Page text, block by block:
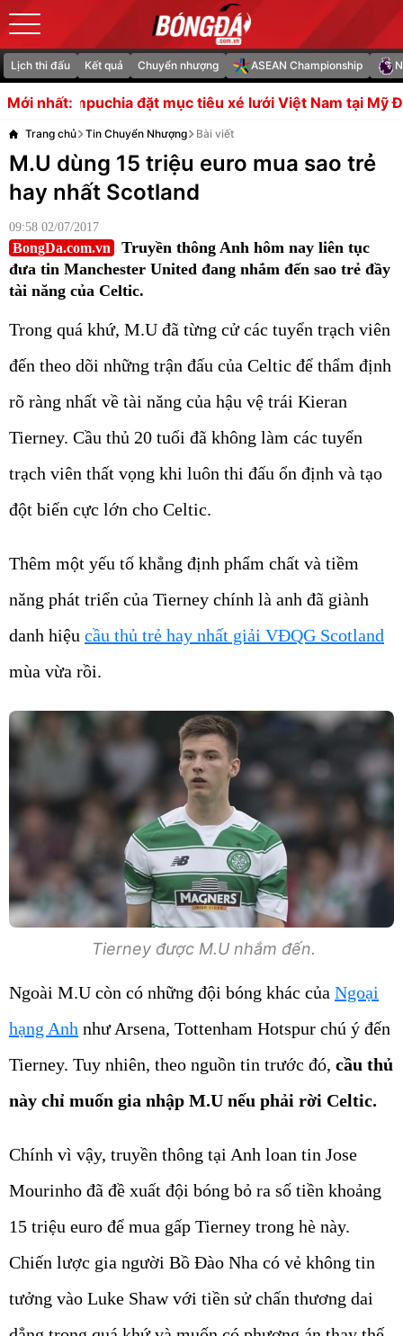
Lịch thi đấu Kết quả Chuyển nhượng ASEAN Championship
Mới nhất:
mục tiêu xé lưới Việt Nam tại Mỹ Đình Soi trận Aston
Trang chủ Tin Chuyển Nhượng Bài viết
M.U dùng 15 triệu euro mua sao trẻ
hay nhất Scotland
09:58 02/07/2017
BongDa.com.vn
Truyền thông Anh hôm nay liên tục
đưa tin Manchester United đang nhắm đến sao trẻ đầy
tài năng của Celtic.
Trong quá khứ, M.U đã từng cử các tuyển trạch viên
đến theo dõi những trận đấu của Celtic để thẩm định
rõ ràng nhất về tài năng của hậu vệ trái Kieran
Tierney. Cầu thủ 20 tuổi đã không làm các tuyển
trạch viên thất vọng khi luôn thi đấu ổn định và tạo
đột biến cực lớn cho Celtic.
Thêm một yếu tố khẳng định phẩm chất và tiềm
năng phát triển của Tierney chính là anh đã giành
danh hiệu cầu thủ trẻ hay nhất giải VĐQG Scotland
mùa vừa rồi.
Tierney được M.U nhắm đến.
Ngoài M.U còn có những đội bóng khác của Ngoại
hạng Anh như Arsena, Tottenham Hotspur chú ý đến
Tierney. Tuy nhiên, theo nguồn tin trước đó, cầu thủ
này chỉ muốn gia nhập M.U nếu phải rời Celtic.
Chính vì vậy, truyền thông tại Anh loan tin Jose
Mourinho đã đề xuất đội bóng bỏ ra số tiền khoảng
15 triệu euro để mua gấp Tierney trong hè này.
Chiến lược gia người Bồ Đào Nha có vẻ không tin
tưởng vào Luke Shaw với tiền sử chấn thương dai